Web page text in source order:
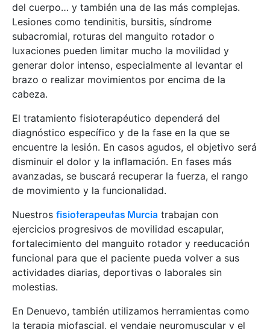
del cuerpo… y también una de las más complejas.
Lesiones como tendinitis, bursitis, síndrome
subacromial, roturas del manguito rotador o
luxaciones pueden limitar mucho la movilidad y
generar dolor intenso, especialmente al levantar el
brazo o realizar movimientos por encima de la
cabeza.
El tratamiento fisioterapéutico dependerá del
diagnóstico específico y de la fase en la que se
encuentre la lesión. En casos agudos, el objetivo será
disminuir el dolor y la inflamación. En fases más
avanzadas, se buscará recuperar la fuerza, el rango
de movimiento y la funcionalidad.
Nuestros fisioterapeutas Murcia trabajan con
ejercicios progresivos de movilidad escapular,
fortalecimiento del manguito rotador y reeducación
funcional para que el paciente pueda volver a sus
actividades diarias, deportivas o laborales sin
molestias.
En Denuevo, también utilizamos herramientas como
la terapia miofascial, el vendaje neuromuscular y el